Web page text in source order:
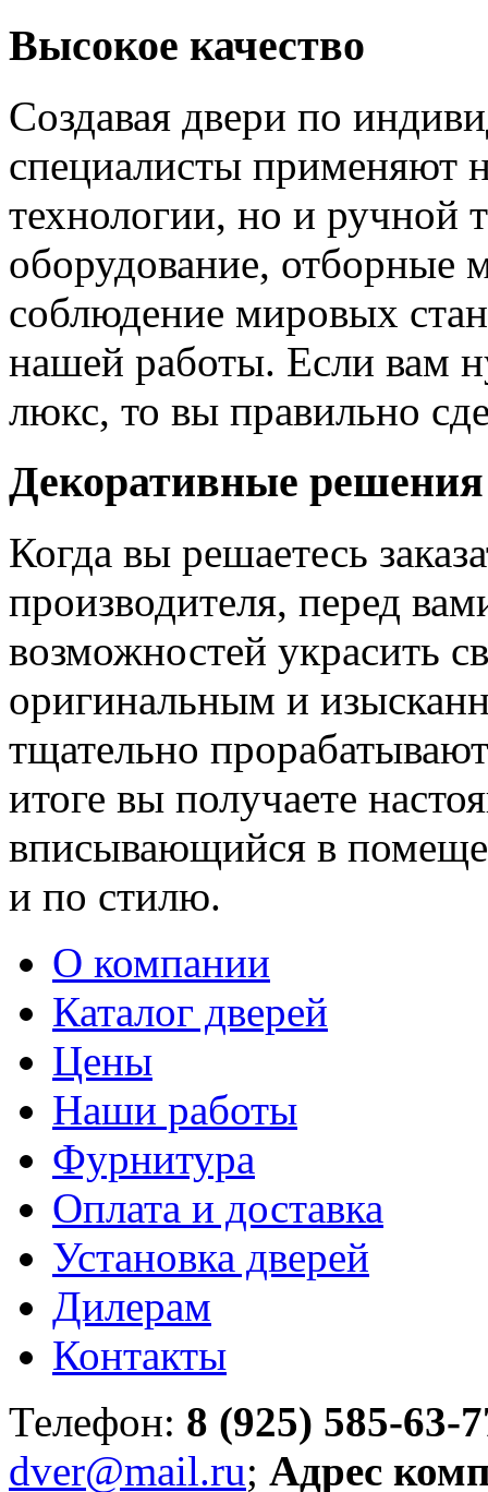
Высокое качество
Создавая двери по
специалисты применяют
технологии, но и ручной
оборудование, отборные
соблюдение мировых
нашей работы. Если вам
люкс, то вы правильно
Декоративные решения
Когда вы решаетесь
производителя, перед
возможностей украсить
оригинальным и
тщательно
итоге вы получаете
вписывающийся в
и по стилю.
О компании
Каталог дверей
Цены
Наши работы
Фурнитура
Оплата и доставка
Установка дверей
Дилерам
Контакты
Телефон: 8 (925) 585-63-
dver@mail.ru; Адрес